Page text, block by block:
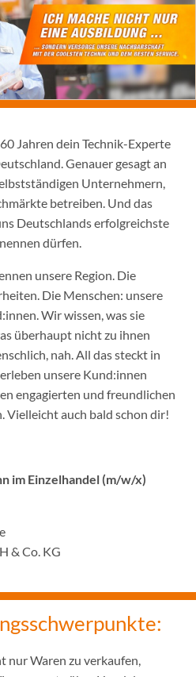
Jahren dein Technik-Experte
Genauer gesagt an
Unternehmern,
betreiben. Und das
Deutschlands erfolgreichste
dürfen.
unsere Region. Die
Die Menschen: unsere
Wir wissen, was sie
überhaupt nicht zu ihnen
nah. All das steckt in
unsere Kund:innen
engagierten und freundlichen
Vielleicht auch bald schon dir!
im Einzelhandel (m/w/x)
& Co. KG
nur Waren zu verkaufen,